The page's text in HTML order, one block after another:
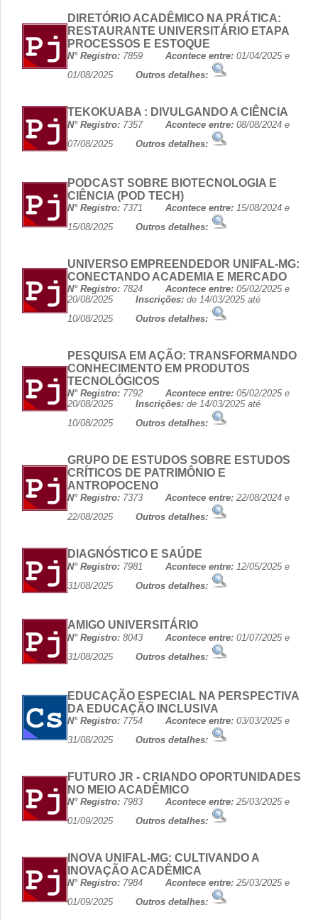
DIRETÓRIO ACADÊMICO NA PRÁTICA:
RESTAURANTE UNIVERSITÁRIO ETAPA
PROCESSOS E ESTOQUE
N° Registro: 7859 Acontece entre: 01/04/2025 e
01/08/2025 Outros detalhes:
TEKOKUABA : DIVULGANDO A CIÊNCIA
N° Registro: 7357 Acontece entre: 08/08/2024 e
07/08/2025 Outros detalhes:
PODCAST SOBRE BIOTECNOLOGIA E
CIÊNCIA (POD TECH)
N° Registro: 7371 Acontece entre: 15/08/2024 e
15/08/2025 Outros detalhes:
UNIVERSO EMPREENDEDOR UNIFAL-MG:
CONECTANDO ACADEMIA E MERCADO
N° Registro: 7824 Acontece entre: 05/02/2025 e
20/08/2025 Inscrições: de 14/03/2025 até
10/08/2025 Outros detalhes:
PESQUISA EM AÇÃO: TRANSFORMANDO
CONHECIMENTO EM PRODUTOS
TECNOLÓGICOS
N° Registro: 7792 Acontece entre: 05/02/2025 e
20/08/2025 Inscrições: de 14/03/2025 até
10/08/2025 Outros detalhes:
GRUPO DE ESTUDOS SOBRE ESTUDOS
CRÍTICOS DE PATRIMÔNIO E
ANTROPOCENO
N° Registro: 7373 Acontece entre: 22/08/2024 e
22/08/2025 Outros detalhes:
DIAGNÓSTICO E SAÚDE
N° Registro: 7981 Acontece entre: 12/05/2025 e
31/08/2025 Outros detalhes:
AMIGO UNIVERSITÁRIO
N° Registro: 8043 Acontece entre: 01/07/2025 e
31/08/2025 Outros detalhes:
EDUCAÇÃO ESPECIAL NA PERSPECTIVA
DA EDUCAÇÃO INCLUSIVA
N° Registro: 7754 Acontece entre: 03/03/2025 e
31/08/2025 Outros detalhes:
FUTURO JR - CRIANDO OPORTUNIDADES
NO MEIO ACADÊMICO
N° Registro: 7983 Acontece entre: 25/03/2025 e
01/09/2025 Outros detalhes:
INOVA UNIFAL-MG: CULTIVANDO A
INOVAÇÃO ACADÊMICA
N° Registro: 7984 Acontece entre: 25/03/2025 e
01/09/2025 Outros detalhes: